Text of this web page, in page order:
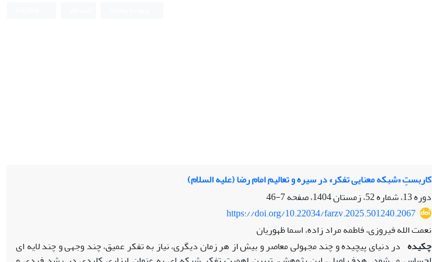
کاربستِ «شبکه معنایی تفکر» در سیره و تعالیم امام رضا (علیه السلام)
دوره 13، شماره 52، زمستان 1404، صفحه
7-46
https://doi.org/10.22034/farzv.2025.501240.2067
نعمت الله فیروزی، فاطمه مراد زاده، اسما ظهوریان
چکیده در دنیای پیچیده و چند مجهولی معاصر و بیش از هر زمان دیگری، نیاز به تفکر عمیق، چند وجهی و چند لایه ای